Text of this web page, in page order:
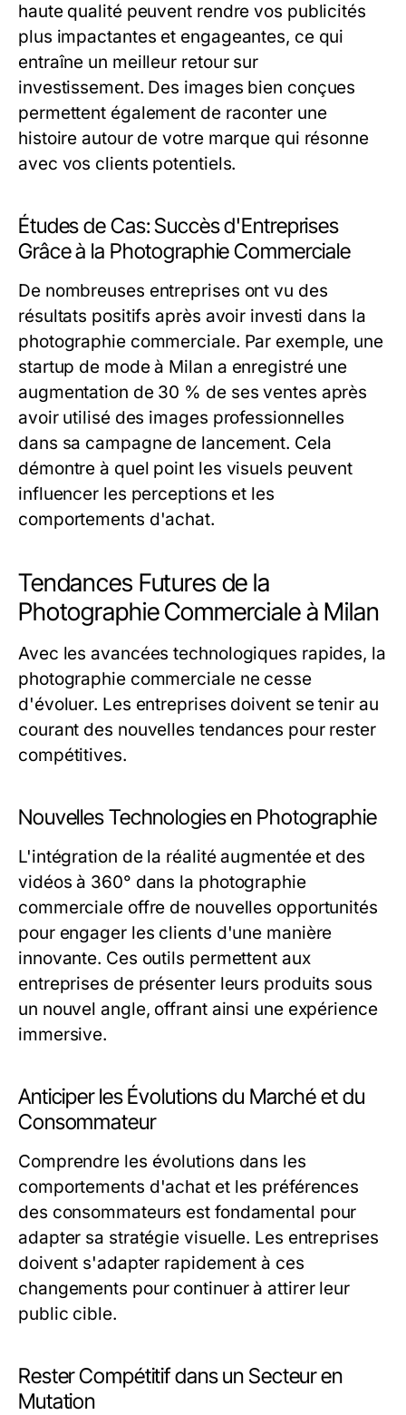
haute qualité peuvent rendre vos publicités
plus impactantes et engageantes, ce qui
entraîne un meilleur retour sur
investissement. Des images bien conçues
permettent également de raconter une
histoire autour de votre marque qui résonne
avec vos clients potentiels.
Études de Cas: Succès d'Entreprises
Grâce à la Photographie Commerciale
De nombreuses entreprises ont vu des
résultats positifs après avoir investi dans la
photographie commerciale. Par exemple, une
startup de mode à Milan a enregistré une
augmentation de 30 % de ses ventes après
avoir utilisé des images professionnelles
dans sa campagne de lancement. Cela
démontre à quel point les visuels peuvent
influencer les perceptions et les
comportements d'achat.
Tendances Futures de la
Photographie Commerciale à Milan
Avec les avancées technologiques rapides, la
photographie commerciale ne cesse
d'évoluer. Les entreprises doivent se tenir au
courant des nouvelles tendances pour rester
compétitives.
Nouvelles Technologies en Photographie
L'intégration de la réalité augmentée et des
vidéos à 360° dans la photographie
commerciale offre de nouvelles opportunités
pour engager les clients d'une manière
innovante. Ces outils permettent aux
entreprises de présenter leurs produits sous
un nouvel angle, offrant ainsi une expérience
immersive.
Anticiper les Évolutions du Marché et du
Consommateur
Comprendre les évolutions dans les
comportements d'achat et les préférences
des consommateurs est fondamental pour
adapter sa stratégie visuelle. Les entreprises
doivent s'adapter rapidement à ces
changements pour continuer à attirer leur
public cible.
Rester Compétitif dans un Secteur en
Mutation